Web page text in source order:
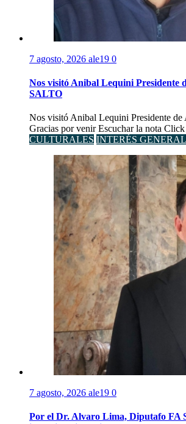
7 agosto, 2026 ale19 0
Nos visitó Anibal Lequini Presidente
SALTO
Nos visitó Anibal Lequini Presidente
Gracias por venir Escuchar la nota
CULTURALES INTERÉS GENERAL
7 agosto, 2026 ale19 0
Por el Dr. Alvaro Lima, Diputafo FA